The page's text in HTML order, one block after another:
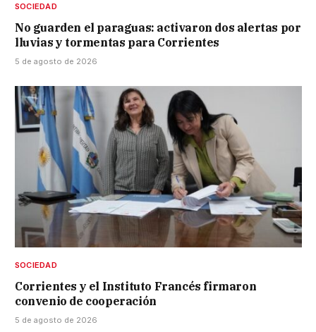
SOCIEDAD
No guarden el paraguas: activaron dos alertas por
lluvias y tormentas para Corrientes
5 de agosto de 2026
SOCIEDAD
Corrientes y el Instituto Francés firmaron
convenio de cooperación
5 de agosto de 2026